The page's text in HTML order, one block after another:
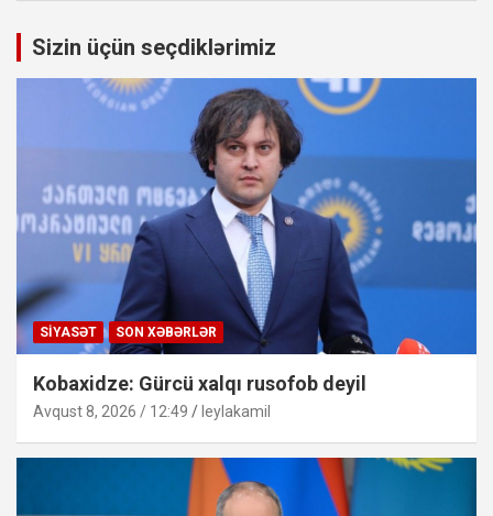
Sizin üçün seçdiklərimiz
SIYASƏT SON XƏBƏRLƏR
Kobaxidze: Gürcü xalqı rusofob deyil
Avqust 8, 2026 / 12:49 leylakamil